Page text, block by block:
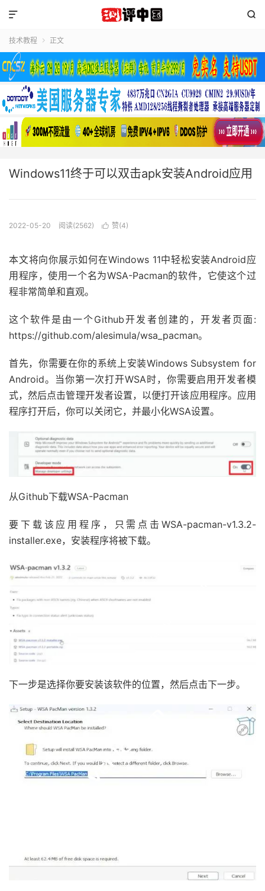


技术教程  正文
Windows11终于可以双击apk安装Android应用
2022-05-20 阅读(2562)  赞(4)
本文将向你展示如何在Windows 11中轻松安装Android应
用程序，使用一个名为WSA-Pacman的软件，它使这个过
程非常简单和直观。
这个软件是由一个Github开发者创建的，开发者页面:
https://github.com/alesimula/wsa_pacman。
首先，你需要在你的系统上安装Windows Subsystem for
Android。当你第一次打开WSA时，你需要启用开发者模
式，然后点击管理开发者设置，以便打开该应用程序。应用
程序打开后，你可以关闭它，并最小化WSA设置。
从Github下载WSA-Pacman
要下载该应用程序，只需点击WSA-pacman-v1.3.2-
installer.exe，安装程序将被下载。
下一步是选择你要安装该软件的位置，然后点击下一步。